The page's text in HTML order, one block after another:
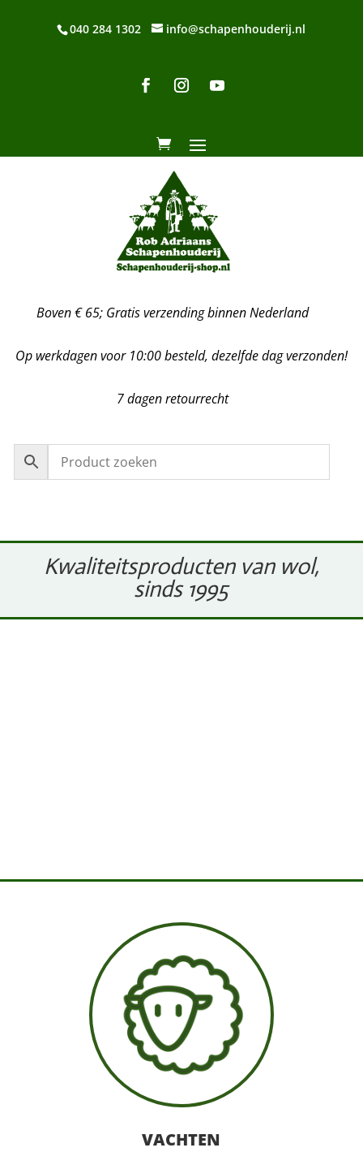
040 284 1302 info@schapenhouderij.nl
Boven € 65; Gratis verzending binnen Nederland
Op werkdagen voor 10:00 besteld, dezelfde dag verzonden!
7 dagen retourrecht
Kwaliteitsproducten van wol,
sinds 1995
VACHTEN